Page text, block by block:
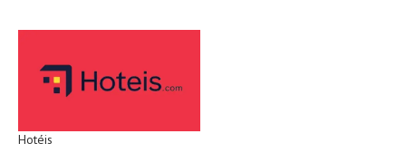
Hotéis